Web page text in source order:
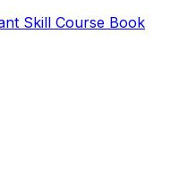
Skill Course Book